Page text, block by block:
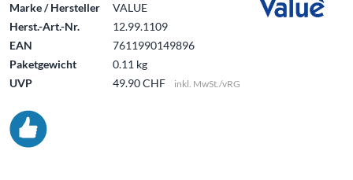
Marke / Hersteller
VALUE
Herst.-Art.-Nr.
12.99.1109
EAN
7611990149896
Paketgewicht
0.11 kg
UVP
49.90 CHF inkl. MwSt./vRG